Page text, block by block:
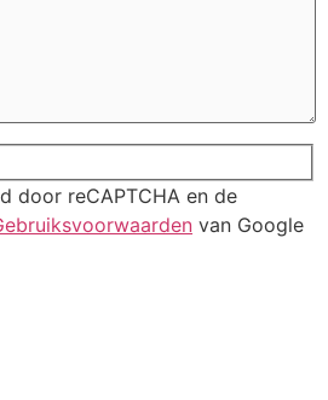
door reCAPTCHA en de
van Google